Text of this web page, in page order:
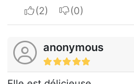
I apreciateI do not
anonymous